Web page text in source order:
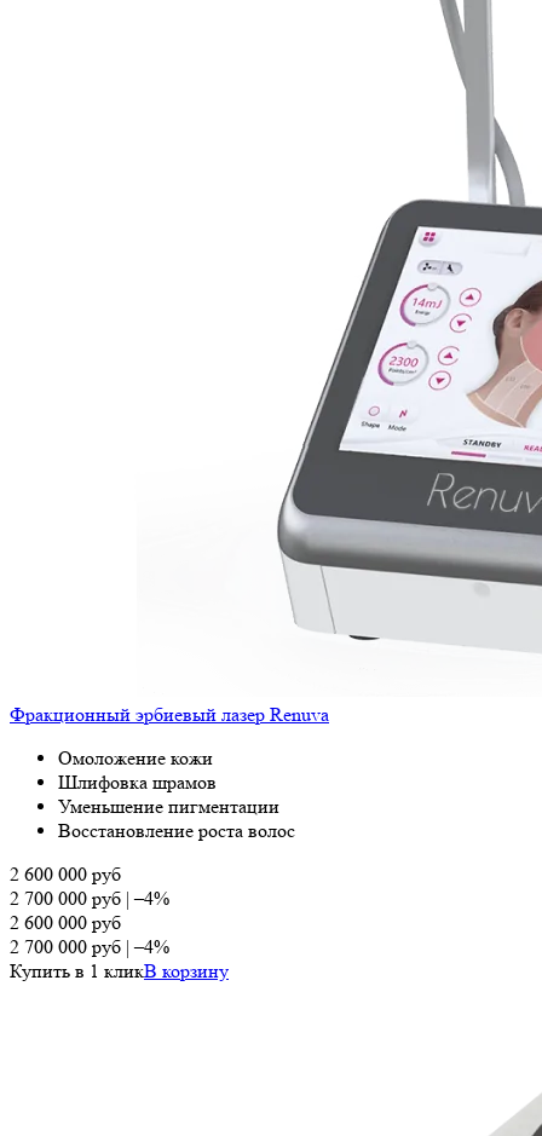
Фракционный эрбиевый лазер Renuva
Омоложение кожи
Шлифовка шрамов
Уменьшение пигментации
Восстановление роста волос
2 600 000 руб
2 700 000 руб |–4%
2 600 000 руб
2 700 000 руб |–4%
Купить в 1 кликВ корзину